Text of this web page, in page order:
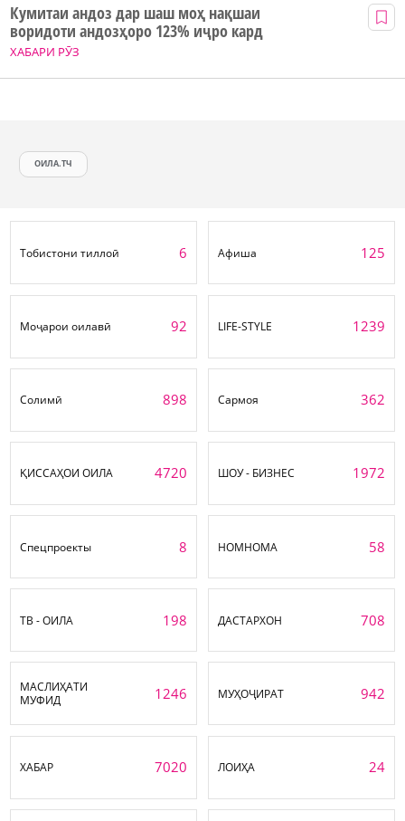
ХАБАРИ РӮЗ
Кумитаи андоз дар шаш моҳ нақшаи
воридоти андозҳоро 123% иҷро кард
ОИЛА.ТЧ
Тобистони тиллоӣ 6 Афиша 125
Моҷарои оилавӣ 92 LIFE-STYLE 1239
Солимӣ 898 Сармоя 362
ҚИССАҲОИ ОИЛА 4720 ШОУ - БИЗНЕС 1972
Спецпроекты 8 НОМНОМА 58
ТВ - ОИЛА 198 ДАСТАРХОН 708
МАСЛИҲАТИ
МУФИД
1246 МУҲОҶИРАТ 942
ХАБАР 7020 ЛОИҲА 24